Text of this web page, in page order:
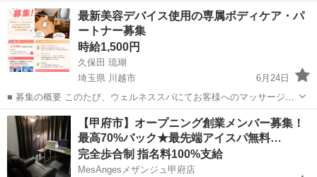
最新美容デバイス使用の専属ボディケア・パ
ートナー募集
時給1,500円
久保田 琉瑚
埼玉県 川越市
6月24日
■ 募集の概要 このたび、ウェルネススパにてお客様へのマッサージお
よび簡単な施術を担当していただけるスタッフを募集いたします。施
術に使用するデバイス・ジェル等はすべて当方にてご用意いたします
ので、特別な道具や経験は必須...
埼玉 川越市 セラピスト スタッフ
​【甲府市】オープニング創業メンバー募集！
最高70%バック★最先端アイスパ無料…
完全歩合制 指名料100%支給
MesAngesメザンジュ甲府店